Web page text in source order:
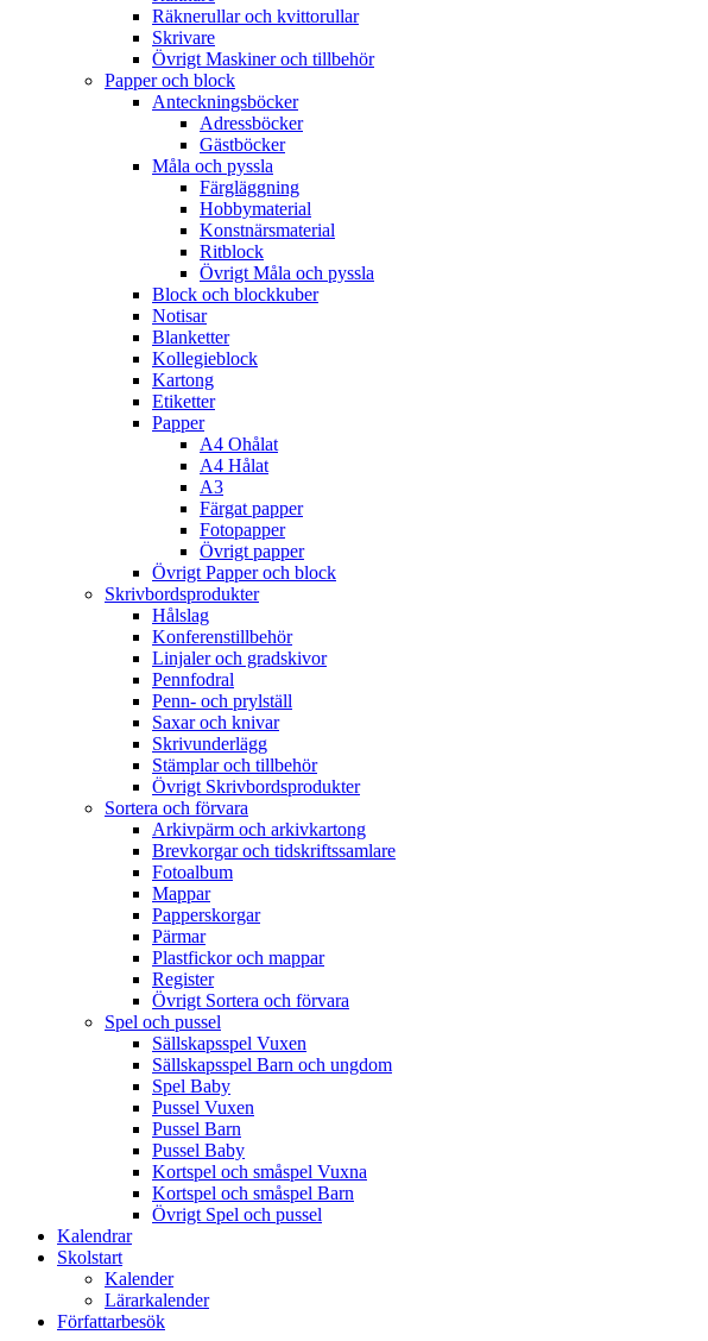
Räknerullar och kvittorullar
Skrivare
Övrigt Maskiner och tillbehör
Papper och block
Anteckningsböcker
Adressböcker
Gästböcker
Måla och pyssla
Färgläggning
Hobbymaterial
Konstnärsmaterial
Ritblock
Övrigt Måla och pyssla
Block och blockkuber
Notisar
Blanketter
Kollegieblock
Kartong
Etiketter
Papper
A4 Ohålat
A4 Hålat
A3
Färgat papper
Fotopapper
Övrigt papper
Övrigt Papper och block
Skrivbordsprodukter
Hålslag
Konferenstillbehör
Linjaler och gradskivor
Pennfodral
Penn- och prylställ
Saxar och knivar
Skrivunderlägg
Stämplar och tillbehör
Övrigt Skrivbordsprodukter
Sortera och förvara
Arkivpärm och arkivkartong
Brevkorgar och tidskriftssamlare
Fotoalbum
Mappar
Papperskorgar
Pärmar
Plastfickor och mappar
Register
Övrigt Sortera och förvara
Spel och pussel
Sällskapsspel Vuxen
Sällskapsspel Barn och ungdom
Spel Baby
Pussel Vuxen
Pussel Barn
Pussel Baby
Kortspel och småspel Vuxna
Kortspel och småspel Barn
Övrigt Spel och pussel
Kalendrar
Skolstart
Kalender
Lärarkalender
Författarbesök